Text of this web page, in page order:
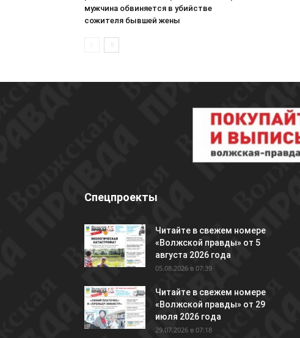
мужчина обвиняется в убийстве
сожителя бывшей жены
Спецпроекты
Читайте в свежем номере
«Волжской правды» от 5
августа 2026 года
05.08.2026 в 07:39
Читайте в свежем номере
«Волжской правды» от 29
июля 2026 года
29.07.2026 в 07:18